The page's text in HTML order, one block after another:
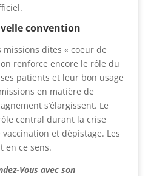
convention
dites « coeur de
renforce encore le rôle du
patients et leur bon usage
en matière de
s’élargissent. Le
central durant la crise
et dépistage. Les
en ce sens.
Vous avec son